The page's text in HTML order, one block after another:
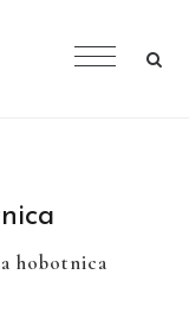
hobotnica